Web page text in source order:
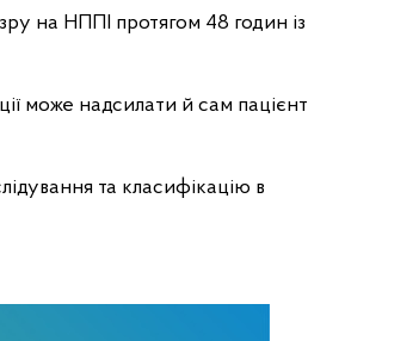
на НППІ протягом 48 годин із
може надсилати й сам пацієнт
та класифікацію в